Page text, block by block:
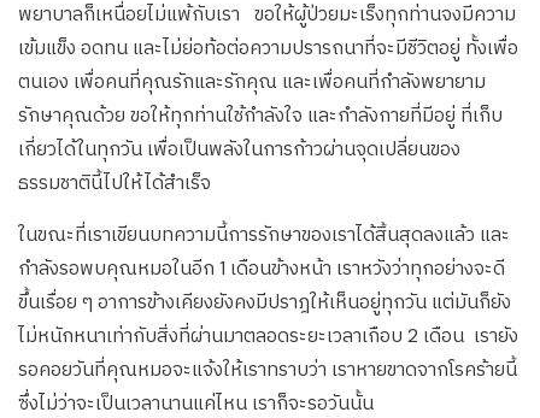
พยาบาลก็เหนื่อยไม่แพ้กับเรา ขอให้ผู้ป่วยมะเร็งทุกท่านจงมีความ
เข้มแข็ง อดทน และไม่ย่อท้อต่อความปรารถนาที่จะมีชีวิตอยู่ ทั้งเพื่อ
ตนเอง เพื่อคนที่คุณรักและรักคุณ และเพื่อคนที่กำลังพยายาม
รักษาคุณด้วย ขอให้ทุกท่านใช้กำลังใจ และกำลังกายที่มีอยู่ ที่เก็บ
เกี่ยวได้ในทุกวัน เพื่อเป็นพลังในการก้าวผ่านจุดเปลี่ยนของ
ธรรมชาตินี้ไปให้ได้สำเร็จ
ในขณะที่เราเขียนบทความนี้การรักษาของเราได้สิ้นสุดลงแล้ว และ
กำลังรอพบคุณหมอในอีก 1 เดือนข้างหน้า เราหวังว่าทุกอย่างจะดี
ขึ้นเรื่อย ๆ อาการข้างเคียงยังคงมีปราฎให้เห็นอยู่ทุกวัน แต่มันก็ยัง
ไม่หนักหนาเท่ากับสิ่งที่ผ่านมาตลอดระยะเวลาเกือบ 2 เดือน เรายัง
รอคอยวันที่คุณหมอจะแจ้งให้เราทราบว่า เราหายขาดจากโรคร้ายนี้
ซึ่งไม่ว่าจะเป็นเวลานานแค่ไหน เราก็จะรอวันนั้น